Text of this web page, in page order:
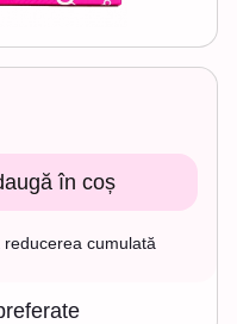
în coș
cumulată